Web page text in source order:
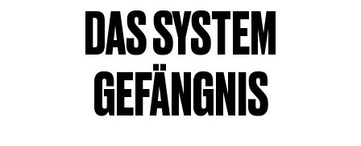
KEINE AUSWAHLDAS SYSTEM
GEFÄNGNIS